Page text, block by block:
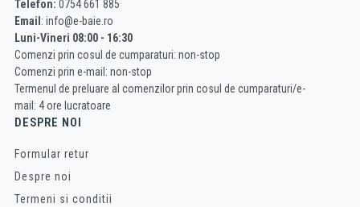
Telefon: 0754 661 885
Email: info@e-baie.ro
Luni-Vineri 08:00 - 16:30
Comenzi prin cosul de cumparaturi: non-stop
Comenzi prin e-mail: non-stop
Termenul de preluare al comenzilor prin cosul de cumparaturi/e-
mail: 4 ore lucratoare
DESPRE NOI
Formular retur
Despre noi
Termeni si conditii